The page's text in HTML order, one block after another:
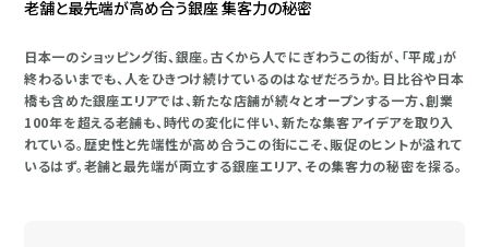
老舗と最先端が高め合う銀座 集客力の秘密
日本一のショッピング街、銀座。古くから人でにぎわうこの街が、「平成」が
終わるいまでも、人をひきつけ続けているのはなぜだろうか。日比谷や日本
橋も含めた銀座エリアでは、新たな店舗が続々とオープンする一方、創業
100年を超える老舗も、時代の変化に伴い、新たな集客アイデアを取り入
れている。歴史性と先端性が高め合うこの街にこそ、販促のヒントが溢れて
いるはず。老舗と最先端が両立する銀座エリア、その集客力の秘密を探る。